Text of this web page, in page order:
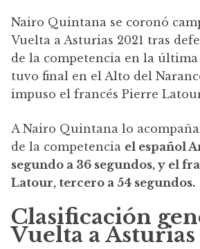
Nairo Quintana se coronó
Vuelta a Asturias 2021 tras
de la competencia en la
tuvo final en el Alto del
impuso el francés Pierre
A Nairo Quintana lo
de la competencia el español
segundo a 36 segundos, y el
Latour, tercero a 54 segundos.
Clasificación
Vuelta a Asturias